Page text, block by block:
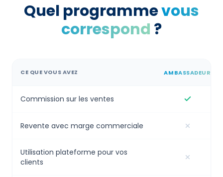
Quel programmevous
correspond ?
CE QUE VOUS AVEZ AMBASSADEUR
Commission sur les ventes
Revente avec marge commerciale
Utilisation plateforme pour vos
clients